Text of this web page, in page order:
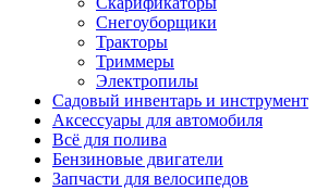
Снегоуборщики
Тракторы
Триммеры
Электропилы
Садовый инвентарь и инструмент
Аксессуары для автомобиля
Всё для полива
Бензиновые двигатели
Запчасти для велосипедов